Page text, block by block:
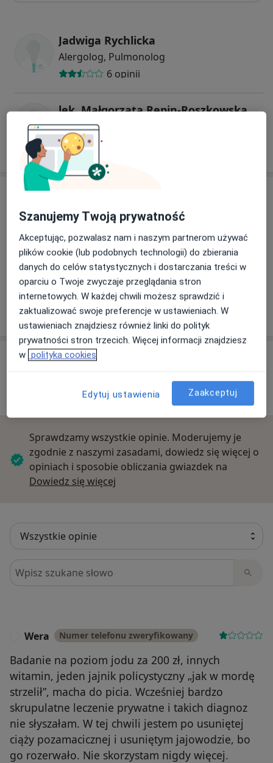
Jadwiga Rychlicka
Alergolog, Pulmonolog
6 opinii
lek. Małgorzata Repin-Roszkowska
Alergolog, Pediatra, Pulmonolog
Adres
Powiększ mapę
Vitamed
Wojska Polskiego 62A, Pruszków
Opinie o specjalistach (34)
Sprawdzamy wszystkie opinie. Moderujemy je
zgodnie z naszymi zasadami, dowiedz się więcej o
opiniach i sposobie obliczania gwiazdek na
Dowiedz się więcej
Szukaj w opiniach
Wera Numer telefonu zweryfikowany
Badanie na poziom jodu za 200 zł, innych
witamin, jeden jajnik policystyczny „jak w mordę
strzelił”, macha do picia. Wcześniej bardzo
skrupulatne leczenie prywatne i takich diagnoz
nie słyszałam. W tej chwili jestem po usuniętej
ciąży pozamacicznej i usuniętym jajowodzie, bo
go rozerwało. Nie skorzystam nigdy więcej.
Szanujemy Twoją prywatność
Akceptując, pozwalasz nam i naszym partnerom używać
plików cookie (lub podobnych technologii) do zbierania
danych do celów statystycznych i dostarczania treści w
oparciu o Twoje zwyczaje przeglądania stron
internetowych. W każdej chwili możesz sprawdzić i
zaktualizować swoje preferencje w ustawieniach. W
ustawieniach znajdziesz również linki do polityk
prywatności stron trzecich. Więcej informacji znajdziesz
w polityka cookies
Edytuj ustawienia Zaakceptuj